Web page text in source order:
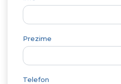
Prezime
Telefon